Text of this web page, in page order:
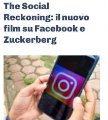
The Social
Reckoning: il nuovo
film su Facebook e
Zuckerberg